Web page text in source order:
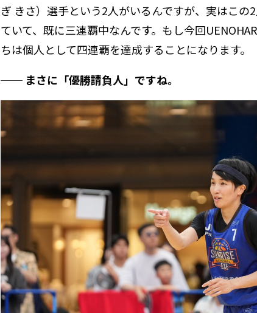
ぎ きさ）選手という2人がいるんですが、実はこ
ていて、既に三連覇中なんです。もし今回
ちは個人として四連覇を達成することになります。
── まさに「優勝請負人」ですね。